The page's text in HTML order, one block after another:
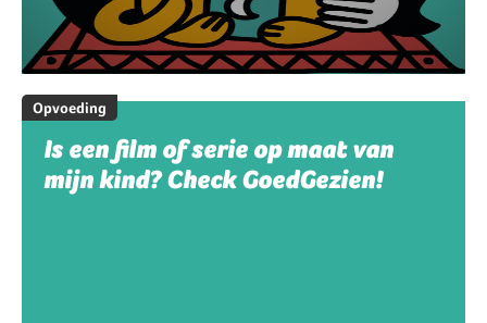
Opvoeding
Is een film of serie op maat van
mijn kind? Check GoedGezien!